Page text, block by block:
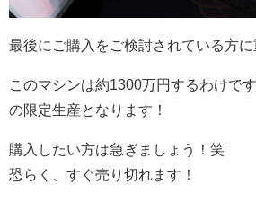
最後にご購入をご検討されている方に
このマシンは約1300万円するわけで
の限定生産となります！
購入したい方は急ぎましょう！笑
恐らく、すぐ売り切れます！